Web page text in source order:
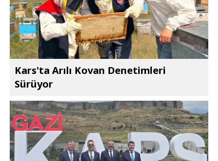
Kars'ta Arılı Kovan Denetimleri
Sürüyor